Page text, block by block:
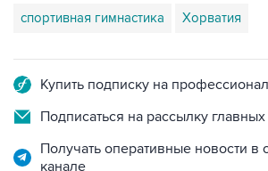
спортивная гимнастика Хорватия
Купить подписку на
Подписаться на рассылку
Получать оперативные новости
канале